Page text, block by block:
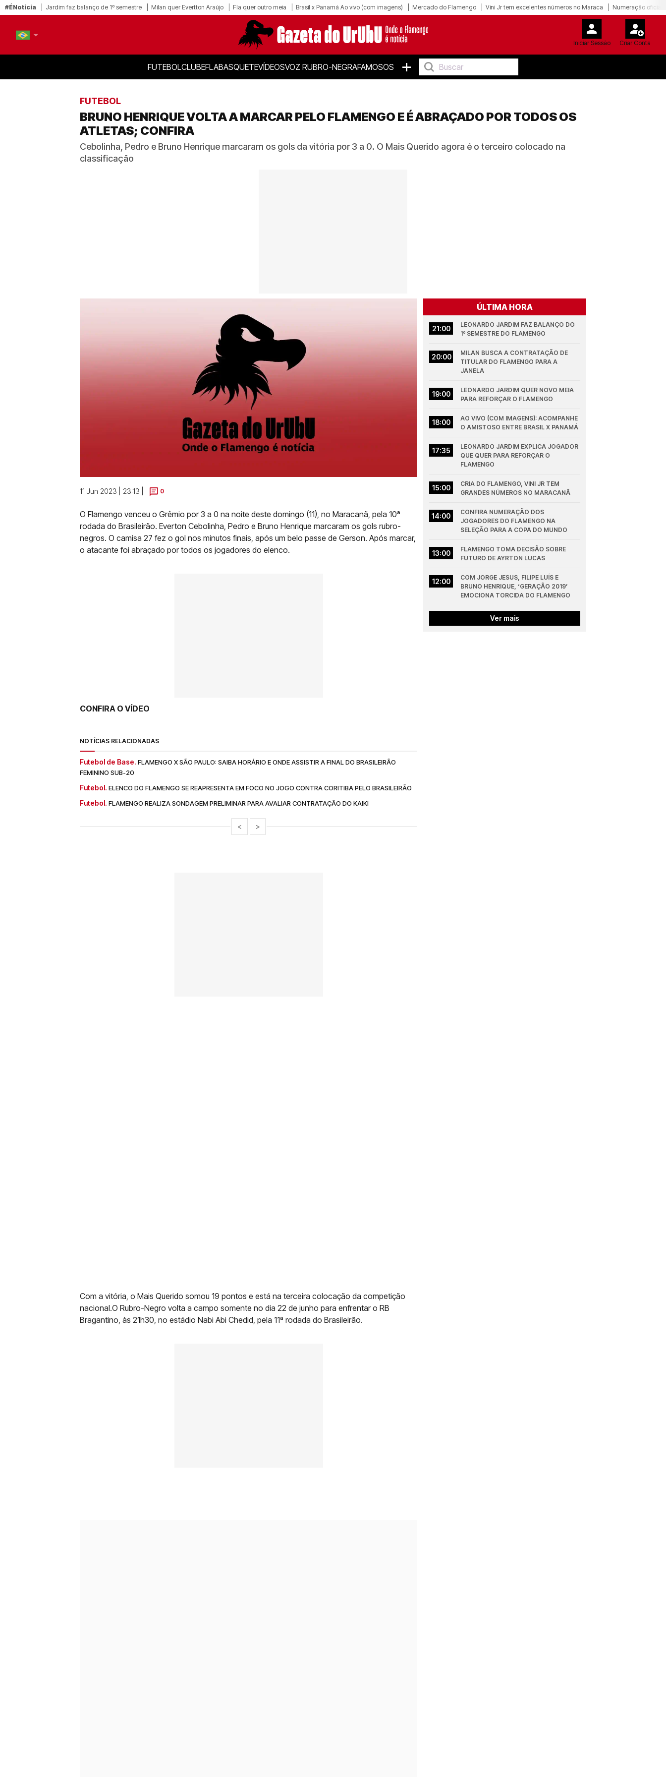
#ÉNotícia Jardim faz balanço de 1º semestre Milan quer Evertton Araújo Fla quer outro meia Brasil x Panamá Ao vivo (com imagens) Mercado do Flamengo Vini Jr tem excelentes números no Maraca Numeração oficial
Iniciar Sessão Criar Conta
FUTEBOLCLUBEFLABASQUETEVÍDEOSVOZ RUBRO-NEGRAFAMOSOS +
FUTEBOL
BRUNO HENRIQUE VOLTA A MARCAR PELO FLAMENGO E É ABRAÇADO POR TODOS OS
ATLETAS; CONFIRA
Cebolinha, Pedro e Bruno Henrique marcaram os gols da vitória por 3 a 0. O Mais Querido agora é o terceiro colocado na
classificação
11 Jun 2023 | 23:13 | 0
O Flamengo venceu o Grêmio por 3 a 0 na noite deste domingo (11), no Maracanã, pela 10ª
rodada do Brasileirão. Everton Cebolinha, Pedro e Bruno Henrique marcaram os gols rubro-
negros. O camisa 27 fez o gol nos minutos finais, após um belo passe de Gerson. Após marcar,
o atacante foi abraçado por todos os jogadores do elenco.
CONFIRA O VÍDEO
NOTÍCIAS RELACIONADAS
Futebol de Base. FLAMENGO X SÃO PAULO: SAIBA HORÁRIO E ONDE ASSISTIR A FINAL DO BRASILEIRÃO
FEMININO SUB-20
Futebol. ELENCO DO FLAMENGO SE REAPRESENTA EM FOCO NO JOGO CONTRA CORITIBA PELO BRASILEIRÃO
Futebol. FLAMENGO REALIZA SONDAGEM PRELIMINAR PARA AVALIAR CONTRATAÇÃO DO KAIKI
< >
Com a vitória, o Mais Querido somou 19 pontos e está na terceira colocação da competição
nacional.O Rubro-Negro volta a campo somente no dia 22 de junho para enfrentar o RB
Bragantino, às 21h30, no estádio Nabi Abi Chedid, pela 11ª rodada do Brasileirão.
ÚLTIMA HORA
21:00
LEONARDO JARDIM FAZ BALANÇO DO
1º SEMESTRE DO FLAMENGO
20:00
MILAN BUSCA A CONTRATAÇÃO DE
TITULAR DO FLAMENGO PARA A
JANELA
19:00
LEONARDO JARDIM QUER NOVO MEIA
PARA REFORÇAR O FLAMENGO
18:00
AO VIVO (COM IMAGENS): ACOMPANHE
O AMISTOSO ENTRE BRASIL X PANAMÁ
17:35
LEONARDO JARDIM EXPLICA JOGADOR
QUE QUER PARA REFORÇAR O
FLAMENGO
15:00
CRIA DO FLAMENGO, VINI JR TEM
GRANDES NÚMEROS NO MARACANÃ
14:00
CONFIRA NUMERAÇÃO DOS
JOGADORES DO FLAMENGO NA
SELEÇÃO PARA A COPA DO MUNDO
13:00
FLAMENGO TOMA DECISÃO SOBRE
FUTURO DE AYRTON LUCAS
12:00
COM JORGE JESUS, FILIPE LUÍS E
BRUNO HENRIQUE, ‘GERAÇÃO 2019’
EMOCIONA TORCIDA DO FLAMENGO
Ver mais